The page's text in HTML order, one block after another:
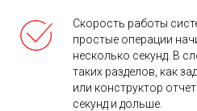
Скорость работы
простые операции
несколько секунд. В
таких разделов, как
или конструктор
секунд и дольше.